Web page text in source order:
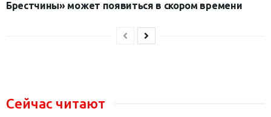
Брестчины» может появиться в скором времени
Сейчас читают